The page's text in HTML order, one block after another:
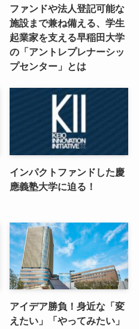
ファンドや法人登記可能な
施設まで兼ね備える、学生
起業家を支える早稲田大学
の「アントレプレナーシッ
プセンター」とは
インパクトファンドした慶
應義塾大学に迫る！
アイデア勝負！身近な「変
えたい」「やってみたい」